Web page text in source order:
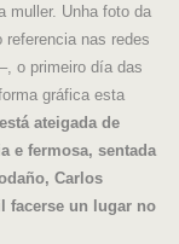
muller. Unha foto da
nas redes
o primeiro día das
gráfica esta
ateigada de
e fermosa, sentada
Carlos
facerse un lugar no